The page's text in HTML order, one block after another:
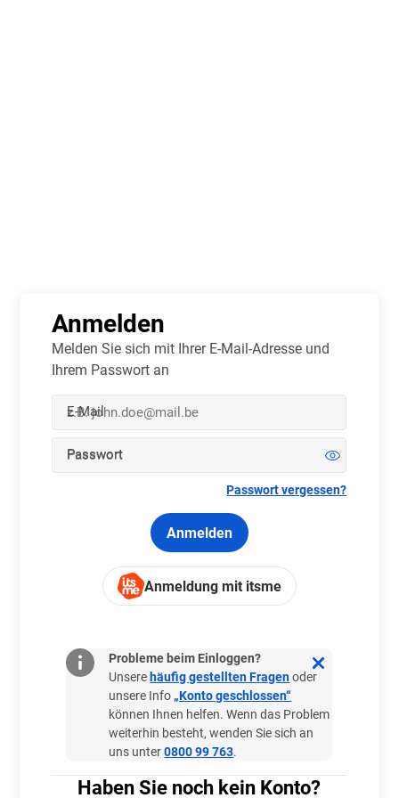
Datenschutz und Sicherheit
Wo und wie spielen?
Mehr als nur spielen
Anmelden
Melden Sie sich mit Ihrer E-Mail-Adresse und
Ihrem Passwort an
E-Mail
Passwort
Passwort vergessen?
Anmelden
Anmeldung mit itsme
Probleme beim Einloggen?
Unserehäufig gestellten Fragenoder
unsere Info „Konto geschlossen“
können Ihnen helfen. Wenn das Problem
weiterhin besteht, wenden Sie sich an
uns unter0800 99 763.
Haben Sie noch kein Konto?